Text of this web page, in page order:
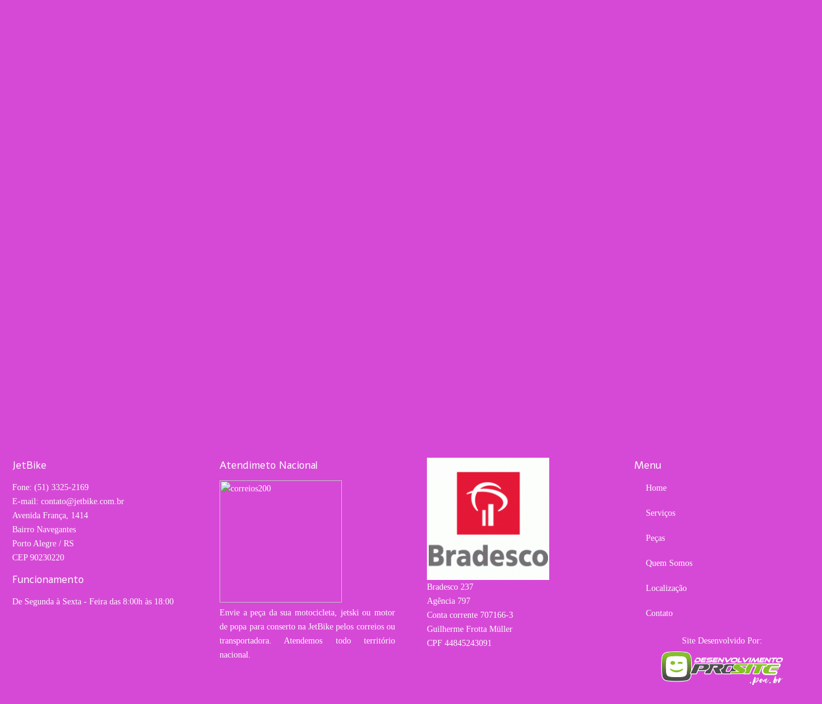
JetBike
Fone: (51) 3325-2169
E-mail: contato@jetbike.com.br
Avenida França, 1414
Bairro Navegantes
Porto Alegre / RS
CEP 90230220
Funcionamento
De Segunda à Sexta - Feira das 8:00h às 18:00
Atendimeto Nacional
Envie a peça da sua motocicleta, jetski ou motor
de popa para conserto na JetBike pelos correios ou
transportadora. Atendemos todo território
nacional.
Bradesco 237
Agência 797
Conta corrente 707166-3
Guilherme Frotta Müller
CPF 44845243091
Menu
Home
Serviços
Peças
Quem Somos
Localização
Contato
Site Desenvolvido Por: